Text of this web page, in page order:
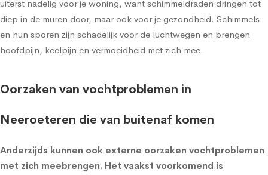
uiterst nadelig voor je woning, want schimmeldraden dringen tot
diep in de muren door, maar ook voor je gezondheid. Schimmels
en hun sporen zijn schadelijk voor de luchtwegen en brengen
hoofdpijn, keelpijn en vermoeidheid met zich mee.
Oorzaken van vochtproblemen in
Neeroeteren die van buitenaf komen
Anderzijds kunnen ook externe oorzaken vochtproblemen
met zich meebrengen. Het vaakst voorkomend is